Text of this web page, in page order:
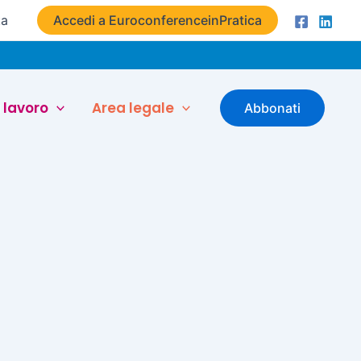
Accedi a EuroconferenceinPratica
lavoro Area legale Abbonati